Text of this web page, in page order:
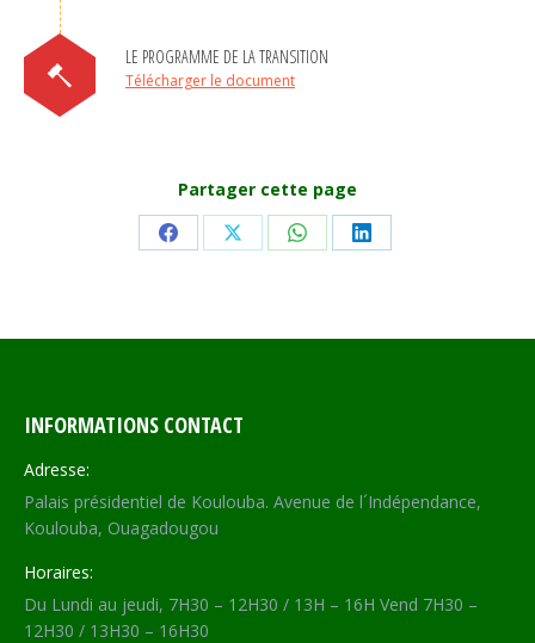
LE PROGRAMME DE LA TRANSITION
Télécharger le document
Partager cette page
Share Share Share Share
INFORMATIONS CONTACT
Adresse:
Palais présidentiel de Koulouba. Avenue de l´Indépendance,
Koulouba, Ouagadougou
Horaires:
Du Lundi au jeudi, 7H30 – 12H30 / 13H – 16H Vend 7H30 –
12H30 / 13H30 – 16H30